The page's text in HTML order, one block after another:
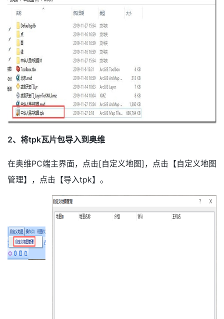
2、将tpk瓦片包导入到奥维
在奥维PC端主界面，点击[自定义地图]，点击【自定义地图
管理】，点击【导入tpk】。